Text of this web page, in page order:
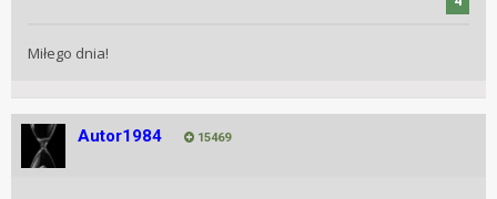
Miłego dnia!
Autor1984 15469